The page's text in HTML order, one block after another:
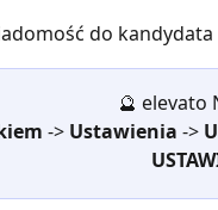
do
🔮 elevato
-> Ustawienia ->